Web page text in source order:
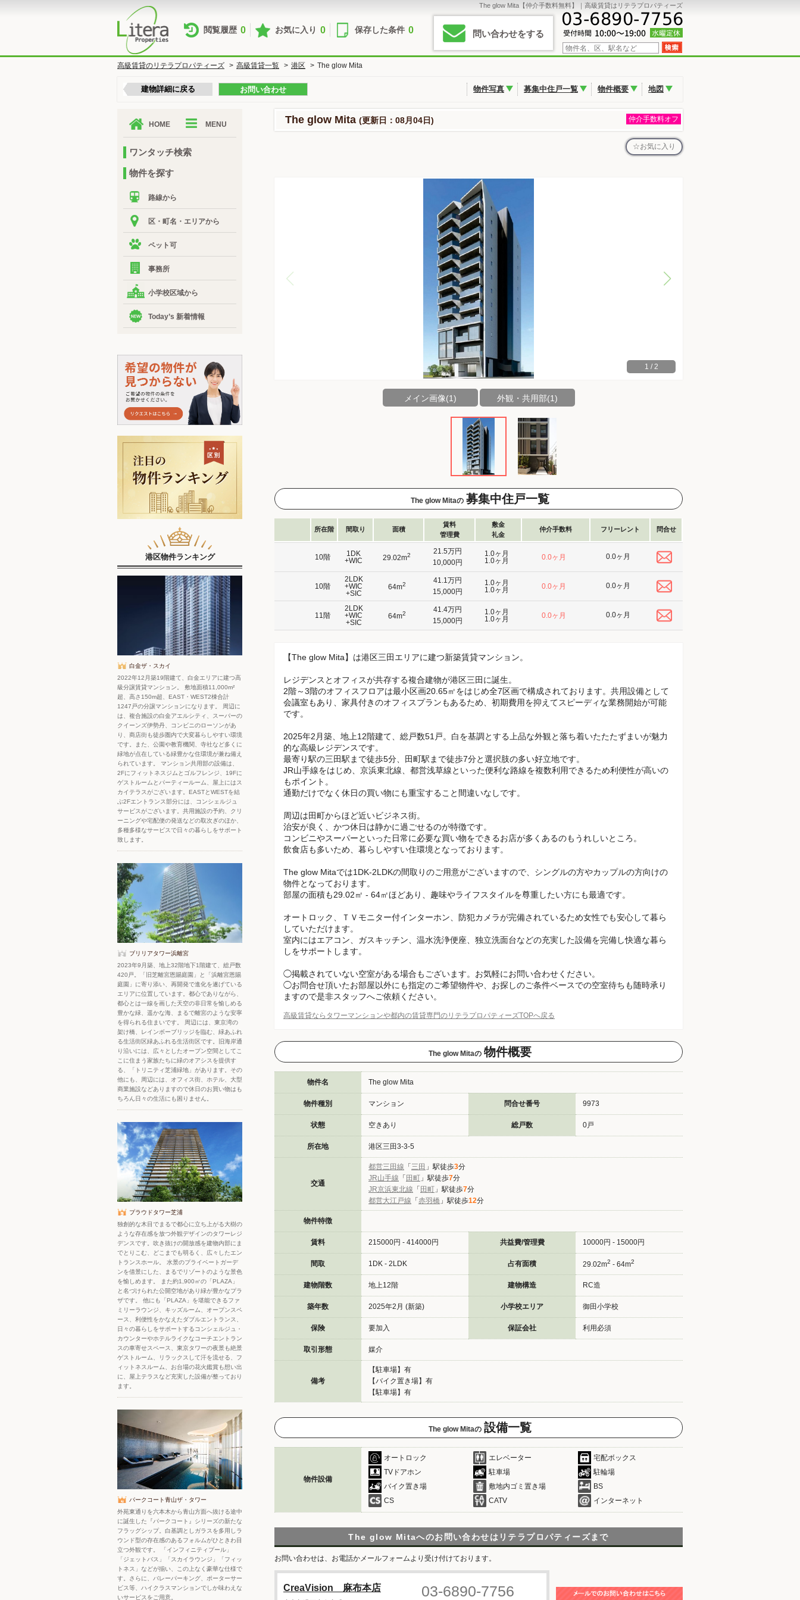
The glow Mita【仲介手数料無料】｜高級賃貸はリテラプロパティーズ
閲覧履歴 0 お気に入り 0 保存した条件 0 問い合わせをする
高級賃貸のリテラプロパティーズ > 高級賃貸一覧 > 港区 > The glow Mita
建物詳細に戻る お問い合わせ 物件写真 募集中住戸一覧 物件概要 地図
The glow Mita (更新日：08月04日) 仲介手数料オフ
お気に入り
1 / 2
メイン画像(1) 外観・共用部(1)
The glow Mitaの 募集中住戸一覧
所在階 間取り 面積
賃料
管理費
敷金
礼金
仲介手数料 フリーレント 問合せ
21.5万円
10,000円
1.0ヶ月
1.0ヶ月
0.0ヶ月 0.0ヶ月
10階
1DK
+WIC
29.02m2
41.1万円
15,000円
1.0ヶ月
1.0ヶ月
0.0ヶ月 0.0ヶ月
10階
2LDK
+WIC
+SIC
64m2
41.4万円
15,000円
1.0ヶ月
1.0ヶ月
0.0ヶ月 0.0ヶ月
11階
2LDK
+WIC
+SIC
64m2
【The glow Mita】は港区三田エリアに建つ新築賃貸マンション。
レジデンスとオフィスが共存する複合建物が港区三田に誕生。
2階～3階のオフィスフロアは最小区画20.65㎡をはじめ全7区画で構成されております。共用設備として
会議室もあり、家具付きのオフィスプランもあるため、初期費用を抑えてスピーディな業務開始が可能
です。
2025年2月築、地上12階建て、総戸数51戸。白を基調とする上品な外観と落ち着いたたたずまいが魅力
的な高級レジデンスです。
最寄り駅の三田駅まで徒歩5分、田町駅まで徒歩7分と選択肢の多い好立地です。
JR山手線をはじめ、京浜東北線、都営浅草線といった便利な路線を複数利用できるため利便性が高いの
もポイント。
通勤だけでなく休日の買い物にも重宝すること間違いなしです。
周辺は田町からほど近いビジネス街。
治安が良く、かつ休日は静かに過ごせるのが特徴です。
コンビニやスーパーといった日常に必要な買い物をできるお店が多くあるのもうれしいところ。
飲食店も多いため、暮らしやすい住環境となっております。
The glow Mitaでは1DK-2LDKの間取りのご用意がございますので、シングルの方やカップルの方向けの
物件となっております。
部屋の面積も29.02㎡ - 64㎡ほどあり、趣味やライフスタイルを尊重したい方にも最適です。
オートロック、ＴＶモニター付インターホン、防犯カメラが完備されているため女性でも安心して暮ら
していただけます。
室内にはエアコン、ガスキッチン、温水洗浄便座、独立洗面台などの充実した設備を完備し快適な暮ら
しをサポートします。
◯掲載されていない空室がある場合もございます。お気軽にお問い合わせください。
◯お問合せ頂いたお部屋以外にも指定のご希望物件や、お探しのご条件ベースでの空室待ちも随時承り
ますので是非スタッフへご依頼ください。
高級賃貸ならタワーマンションや都内の賃貸専門のリテラプロパティーズTOPへ戻る
The glow Mitaの 物件概要
物件名 The glow Mita
物件種別 マンション 問合せ番号 9973
状態 空きあり 総戸数 0戸
所在地 港区三田3-3-5
交通
都営三田線 「三田 」駅徒歩3分
JR山手線 「田町 」駅徒歩7分
JR京浜東北線 「田町 」駅徒歩7分
都営大江戸線 「赤羽橋 」駅徒歩12分
物件特徴
賃料 215000円 - 414000円 共益費/管理費 10000円 - 15000円
間取 1DK - 2LDK 占有面積 29.02m2 - 64m2
建物階数 地上12階 建物構造 RC造
築年数 2025年2月 (新築) 小学校エリア 御田小学校
保険 要加入 保証会社 利用必須
取引形態 媒介
備考
【駐車場】有
【バイク置き場】有
【駐車場】有
The glow Mitaの 設備一覧
物件設備
オートロック エレベーター
宅配ボックス
TVドアホン
駐車場
駐輪場
バイク置き場
敷地内ゴミ置き場
BS
CS
CATV インターネット
The glow Mitaへのお問い合わせは リテラプロパティーズまで
お問い合わせは、お電話かメールフォームより受け付けております。
CreaVision 麻布本店 03-6890-7756
HOME MENU
ワンタッチ検索
物件を探す
路線から
区・町名・エリアから
ペット可
事務所
小学校区域から
Today’s 新着情報
港区物件ランキング
白金ザ・スカイ
2022年12月築19階建て、白金エリアに建つ高
級分譲賃貸マンション。 敷地面積11,000m²
超、高さ150m超、EAST・WEST2棟合計
1247戸の分譲マンションになります。 周辺に
は、複合施設の白金アエルシティ、スーパーの
クイーンズ伊勢丹、コンビニのローソンがあ
り、商店街も徒歩圏内で大変暮らしやすい環境
です。また、公園や教育機関、寺社など多くに
緑地が点在している緑豊かな住環境が兼ね備え
られています。 マンション共用部の設備は、
2Fにフィットネスジムとゴルフレンジ、19Fに
ゲストルームとパーティールーム、屋上にはス
カイテラスがございます。EASTとWESTを結
ぶ2Fエントランス部分には、コンシェルジュ
サービスがございます。共用施設の予約、クリ
ーニングや宅配便の発送などの取次ぎのほか、
多種多様なサービスで日々の暮らしをサポート
致します。
ブリリアタワー浜離宮
2023年9月築、地上32階地下1階建て、総戸数
420戸。「旧芝離宮恩賜庭園」と「浜離宮恩賜
庭園」に寄り添い、再開発で進化を遂げている
エリアに位置しています。都心でありながら、
都心とは一線を画した天空の非日常を愉しめる
豊かな緑、遥かな海、まるで離宮のような安寧
を得られる住まいです。 周辺には、東京湾の
架け橋、レインボーブリッジを臨む、緑あふれ
る生活街区緑あふれる生活街区です。旧海岸通
り沿いには、広々としたオープン空間としてこ
こに住まう家族たちに緑のオアシスを提供す
る、「トリニティ芝浦緑地」があります。その
他にも、周辺には、オフィス街、ホテル、大型
商業施設などありますので休日のお買い物はも
ちろん日々の生活にも困りません。
プラウドタワー芝浦
独創的な木目でまるで都心に立ち上がる大樹の
ような存在感を放つ外観デザインのタワーレジ
デンスです。吹き抜けの開放感を建物内部にま
でとりこむ、どこまでも明るく、広々したエン
トランスホール。 水景のプライベートガーデ
ンを借景にした、まるでリゾートのような景色
を愉しめます。 また約1,900㎡の「PLAZA」
と名づけられた公開空地があり緑が豊かなプラ
ザです。 他にも「PLAZA」を堪能できるファ
ミリーラウンジ、キッズルーム、オープンスペ
ース、利便性をかなえたダブルエントランス、
日々の暮らしをサポートするコンシェルジュ・
カウンターやホテルライクなコーチエントラン
スの車寄せスペース、東京タワーの夜景も絶景
ゲストルーム、リラックスして汗を流せる、フ
ィットネスルーム、お台場の花火鑑賞も想い出
に、屋上テラスなど充実した設備が整っており
ます。
パークコート青山ザ・タワー
外苑東通りを六本木から青山方面へ抜ける途中
に誕生した『パークコート』シリーズの新たな
フラッグシップ。白基調としガラスを多用しラ
ウンド型の存在感のあるフォルムがひときわ目
立つ外観です。 「インフィニティプール」
「ジェットバス」「スカイラウンジ」「フィッ
トネス」などが揃い、この上なく豪華な仕様で
す。さらに、バレーパーキング、ポーターサー
ビス等、ハイクラスマンションでしか味わえな
いサービスをご用意。